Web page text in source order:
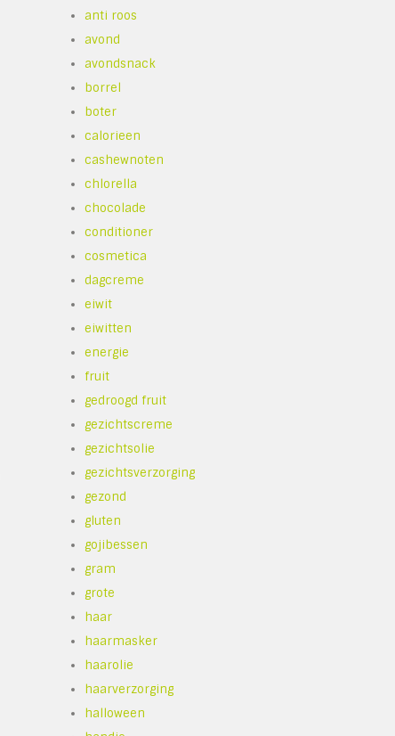
anti roos
avond
avondsnack
borrel
boter
calorieen
cashewnoten
chlorella
chocolade
conditioner
cosmetica
dagcreme
eiwit
eiwitten
energie
fruit
gedroogd fruit
gezichtscreme
gezichtsolie
gezichtsverzorging
gezond
gluten
gojibessen
gram
grote
haar
haarmasker
haarolie
haarverzorging
halloween